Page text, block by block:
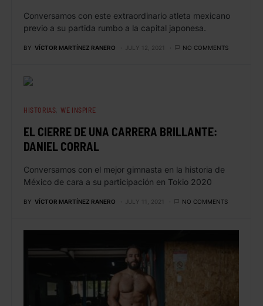
Conversamos con este extraordinario atleta mexicano
previo a su partida rumbo a la capital japonesa.
BY VÍCTOR MARTÍNEZ RANERO JULY 12, 2021 NO COMMENTS
HISTORIAS WE INSPIRE
EL CIERRE DE UNA CARRERA BRILLANTE:
DANIEL CORRAL
Conversamos con el mejor gimnasta en la historia de
México de cara a su participación en Tokio 2020
BY VÍCTOR MARTÍNEZ RANERO JULY 11, 2021 NO COMMENTS